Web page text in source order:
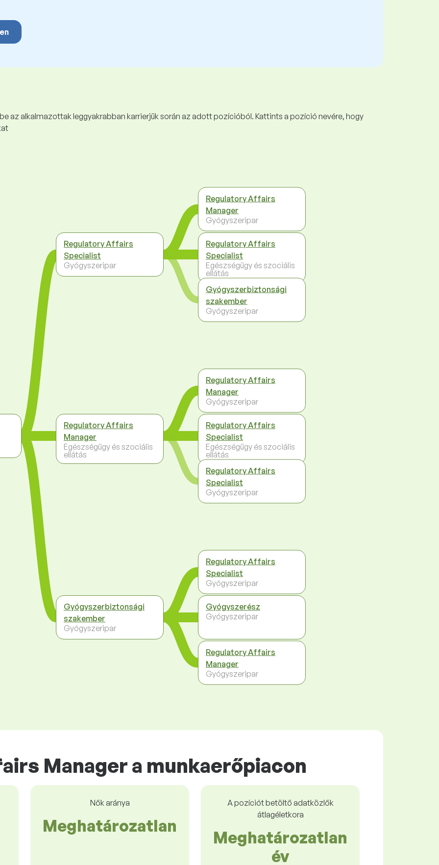
az alkalmazottak leggyakrabban karrierjük során az adott pozícióból. Kattints a pozíció nevére, hogy
Regulatory Affairs
Specialist
Gyógyszeripar
Regulatory Affairs
Manager
Egészségügy és szociális
ellátás
Gyógyszerbiztonsági
szakember
Gyógyszeripar
Regulatory Affairs
Manager
Gyógyszeripar
Regulatory Affairs
Specialist
Egészségügy és szociális
ellátás
Gyógyszerbiztonsági
szakember
Gyógyszeripar
Regulatory Affairs
Manager
Gyógyszeripar
Regulatory Affairs
Specialist
Egészségügy és szociális
ellátás
Regulatory Affairs
Specialist
Gyógyszeripar
Regulatory Affairs
Specialist
Gyógyszeripar
Gyógyszerész
Gyógyszeripar
Regulatory Affairs
Manager
Gyógyszeripar
Manager a munkaerőpiacon
Nők aránya
Meghatározatlan
A pozíciót betöltő adatközlők
átlagéletkora
Meghatározatlan
év